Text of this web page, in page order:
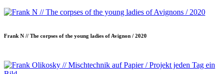
Frank N // The corpses of the young ladies of Avignon / 2020